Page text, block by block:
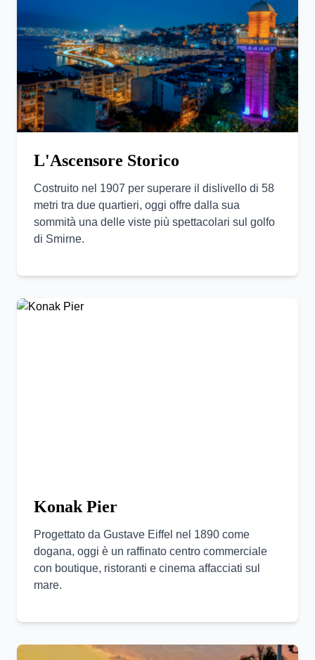
L'Ascensore Storico
Costruito nel 1907 per superare il dislivello di 58
metri tra due quartieri, oggi offre dalla sua
sommità una delle viste più spettacolari sul golfo
di Smirne.
Konak Pier
Progettato da Gustave Eiffel nel 1890 come
dogana, oggi è un raffinato centro commerciale
con boutique, ristoranti e cinema affacciati sul
mare.